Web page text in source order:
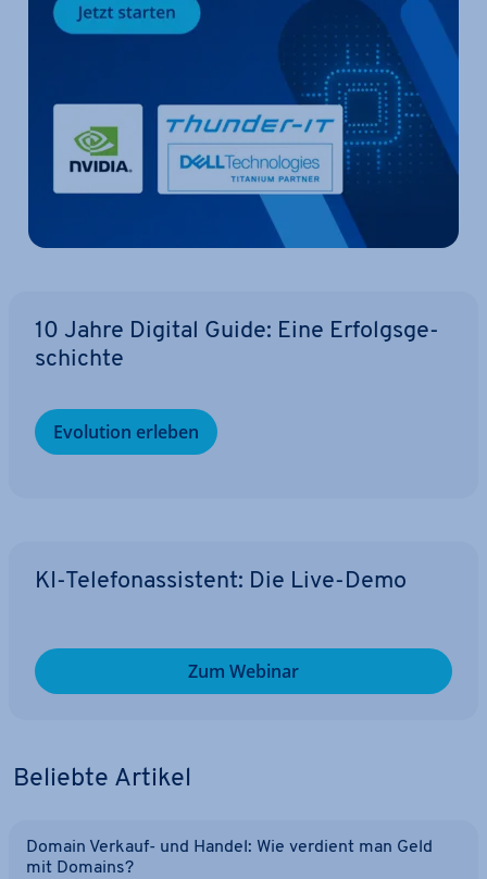
10 Jahre Digital Guide: Eine Er­folgs­ge­
schich­te
Evolution erleben
KI-Te­le­fon­as­sis­tent: Die Live-Demo
Zum Webinar
Beliebte Artikel
Domain Verkauf- und Handel: Wie verdient man Geld
mit Domains?